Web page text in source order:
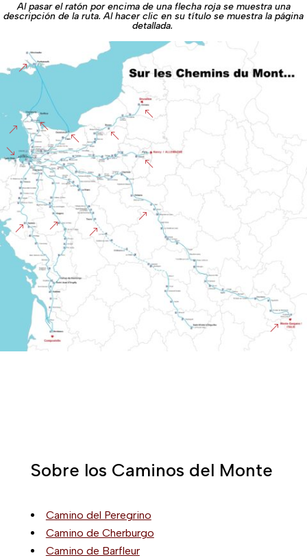
Al pasar el ratón por encima de una flecha roja se muestra una
descripción de la ruta. Al hacer clic en su título se muestra la página
detallada.
&
&
%
%
%
%
%
&
&
&
&
&
'
Sobre los Caminos del Monte
Camino del Peregrino
Camino de Cherburgo
Camino de Barfleur